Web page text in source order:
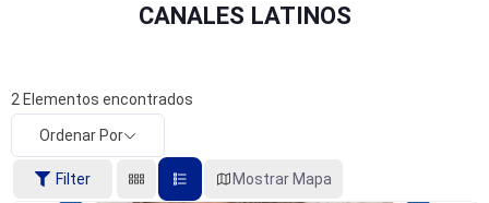
CANALES LATINOS
2 Elementos encontrados
Ordenar Por
Filter Mostrar Mapa